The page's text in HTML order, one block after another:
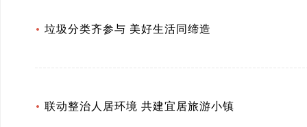
垃圾分类齐参与 美好生活同缔造
联动整治人居环境 共建宜居旅游小镇